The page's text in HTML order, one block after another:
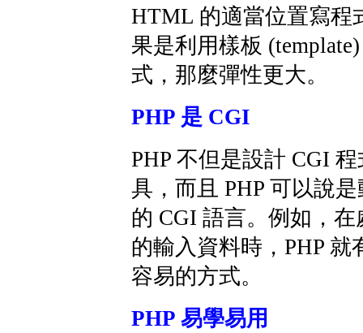
HTML 的適當位置寫程
果是利用樣板
式，那麼彈性更大。
PHP 是 CGI
PHP 不但是設計 CGI
具，而且 PHP 可以說
的 CGI 語言。例如，在
的輸入資料時，PHP 就
容易的方式。
PHP 易學易用